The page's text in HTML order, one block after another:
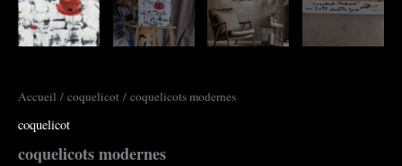
Accueil / coquelicot / coquelicots modernes
coquelicot
coquelicots modernes